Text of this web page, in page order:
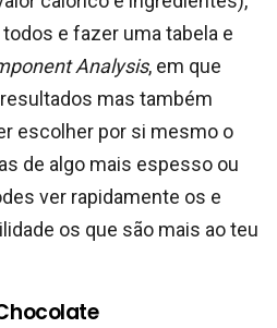
e fazer uma tabela e
Analysis, em que
mas também
escolher por si mesmo o
de algo mais espesso ou
ver rapidamente os e
os que são mais ao teu